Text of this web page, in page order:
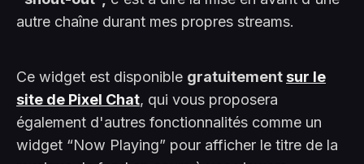
autre chaîne durant mes propres streams.
Ce widget est disponible gratuitement sur le
site de Pixel Chat, qui vous proposera
également d'autres fonctionnalités comme un
widget “Now Playing” pour afficher le titre de la